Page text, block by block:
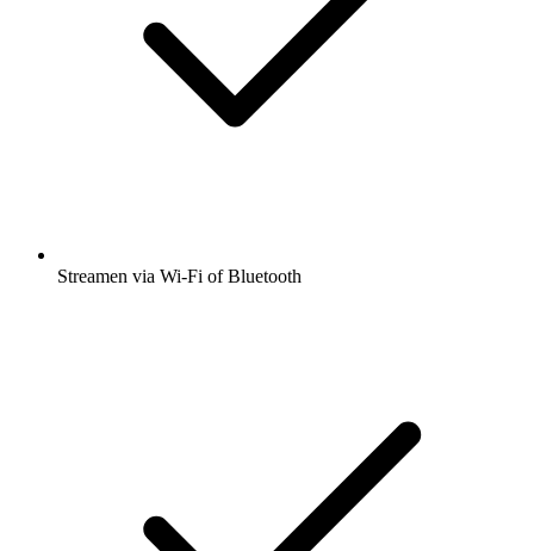
Streamen via Wi-Fi of Bluetooth